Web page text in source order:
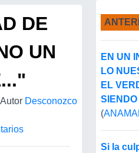
DE
UN
Autor Desconozco
EN UN
LO
EL
(
Si la